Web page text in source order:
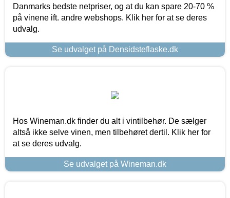
Danmarks bedste netpriser, og at du kan spare 20-70 %
på vinene ift. andre webshops. Klik her for at se deres
udvalg.
Se udvalget på Densidsteflaske.dk
Hos Wineman.dk finder du alt i vintilbehør. De sælger
altså ikke selve vinen, men tilbehøret dertil. Klik her for
at se deres udvalg.
Se udvalget på Wineman.dk